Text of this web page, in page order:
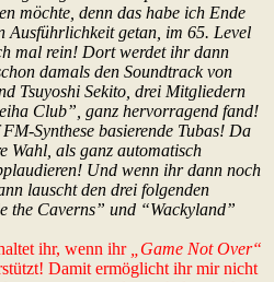
möchte, denn das habe ich Ende
Ausführlichkeit getan, im 65. Level
mal rein! Dort werdet ihr dann
damals den Soundtrack von
Tsuyoshi Sekito, drei Mitgliedern
Club”, ganz hervorragend fand!
Synthese basierende Tubas! Da
Wahl, als ganz automatisch
Und wenn ihr dann noch
lauscht den drei folgenden
the Caverns” und “Wackyland”
ihr, wenn ihr
„Game Not Over“
Damit ermöglicht ihr mir nicht